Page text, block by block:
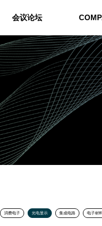
会议论坛
消费电子 光电显示 集成电路 电子材